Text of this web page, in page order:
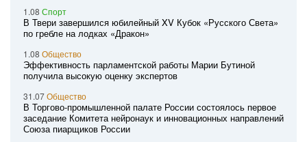
1.08 Спорт
В Твери завершился юбилейный XV Кубок «Русского Света»
по гребле на лодках «Дракон»
1.08 Общество
Эффективность парламентской работы Марии Бутиной
получила высокую оценку экспертов
31.07Общество
В Торгово-промышленной палате России состоялось первое
заседание Комитета нейронаук и инновационных направлений
Союза пиарщиков России